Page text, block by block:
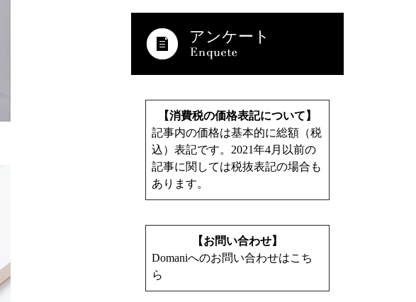
アンケート
【消費税の価格表記について】
記事内の価格は基本的に総額（税
込）表記です。2021年4月以前の
記事に関しては税抜表記の場合も
あります。
【お問い合わせ】
Domaniへのお問い合わせはこち
ら